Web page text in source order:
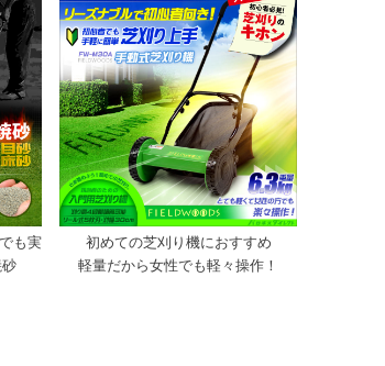
も実
初めての芝刈り機におすすめ
軽量だから女性でも軽々操作！